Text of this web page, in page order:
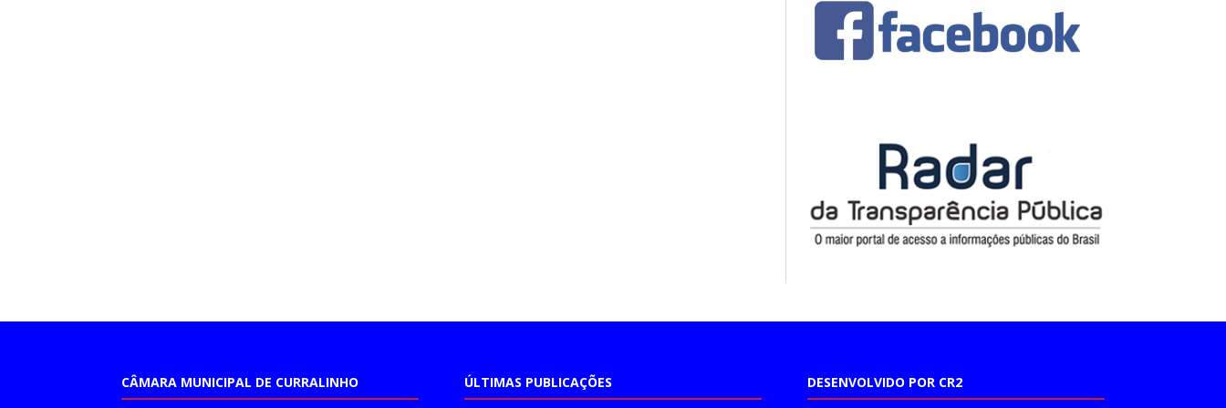
CÂMARA MUNICIPAL DE CURRALINHO ÚLTIMAS PUBLICAÇÕES DESENVOLVIDO POR CR2